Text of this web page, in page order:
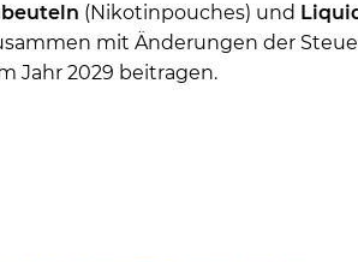
(Nikotinpouches) und
mit Änderungen der
Jahr 2029 beitragen.